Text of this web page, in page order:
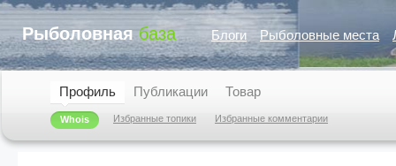
Рыболовная база Блоги Рыболовные места
Профиль
Whois Избранные топики Избранные комментарии
Публикации Товар